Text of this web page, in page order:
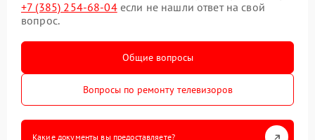
+7 (385) 254-68-04если не нашли ответ на свой
вопрос.
Общие вопросы
Вопросы по ремонту телевизоров
Какие документы вы предоставляете?